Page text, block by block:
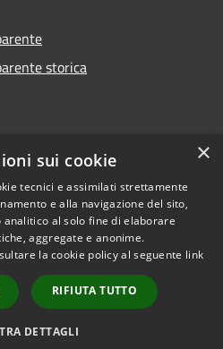
storica
Copyright © 2026 • Comune di
Acquanegra Cremonese •
Powered byMunicipium
Accesso redazione
×
sui cookie
tecnici e assimilati strettamente
e alla navigazione del sito,
analitico al solo fine di elaborare
aggregate e anonime.
la cookie policy al seguente link
RIFIUTA TUTTO
DETTAGLI